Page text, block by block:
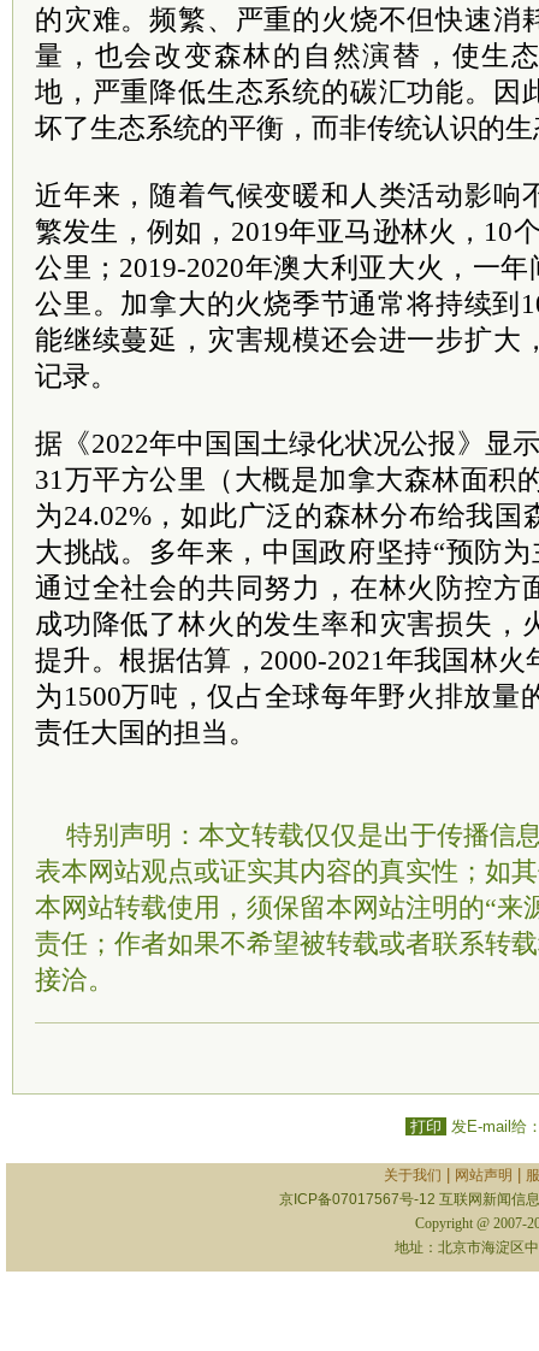
的灾难。频繁、严重的火烧不但快速消
量，也会改变森林的自然演替，使生
地，严重降低生态系统的碳汇功能。因
坏了生态系统的平衡，而非传统认识的
近年来，随着气候变暖和人类活动影响
繁发生，例如，2019年亚马逊林火，10
公里；2019-2020年澳大利亚大火，一
公里。加拿大的火烧季节通常将持续到
能继续蔓延，灾害规模还会进一步扩大
记录。
据《2022年中国国土绿化状况公报》显
31万平方公里（大概是加拿大森林面积
为24.02%，如此广泛的森林分布给我国
大挑战。多年来，中国政府坚持“预防
通过全社会的共同努力，在林火防控方
成功降低了林火的发生率和灾害损失，
提升。根据估算，2000-2021年我国林
为1500万吨，仅占全球每年野火排放量
责任大国的担当。
特别声明：本文转载仅仅是出于传播信
表本网站观点或证实其内容的真实性；如
本网站转载使用，须保留本网站注明的“来
责任；作者如果不希望被转载或者联系转
接洽。
打印 发E-mail给
关于我们 网站声明
京ICP备07017567号-12 互联网新闻信
Copyright @ 2007-
地址：北京市海淀区